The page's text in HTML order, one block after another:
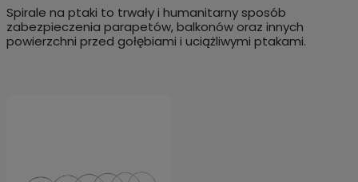
Spirale na ptaki to trwały i humanitarny sposób
zabezpieczenia parapetów, balkonów oraz innych
powierzchni przed gołębiami i uciążliwymi ptakami.